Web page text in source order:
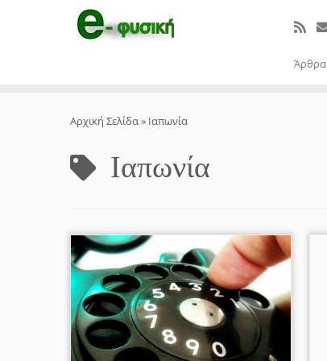
Άρθρα
Αρχική Σελίδα» Ιαπωνία
Ιαπωνία